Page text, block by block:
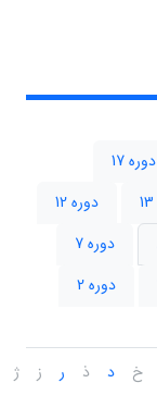
دوره 17
دوره 12
دوره 7
دوره 2
خ د ذ ر ز ژ